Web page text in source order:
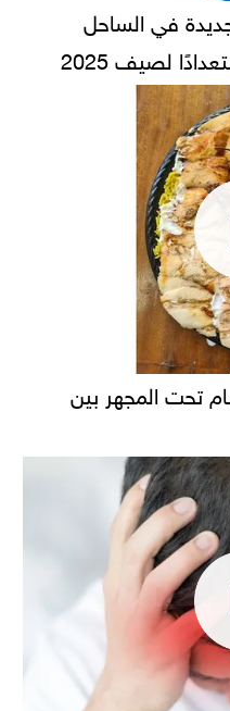
7 فروع جديدة في الساحل
لصيف 2025
تحت المجهر بين